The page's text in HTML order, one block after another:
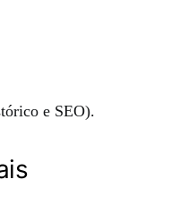
e SEO).